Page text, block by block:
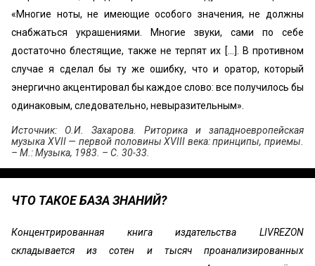
«Многие ноты, не имеющие особого значения, не должны
снабжаться украшения­ми. Многие звуки, сами по себе
достаточно блестящие, также не терпят их [...]. В противном
случае я сделал бы ту же ошиб­ку, что и оратор, который
энергично акцентировал бы каждое слово: все получилось бы
одинаковым, следовательно, невырази­тельным».
Источник: О.И. Захарова. Риторика и западноевропейская
музыка XVII — первой половины XVIII века: принципы, приемы.
– М.: Музыка, 1983. – С. 30-33.
ЧТО ТАКОЕ БАЗА ЗНАНИЙ?
Концентрированная книга издательства LIVREZON
складывается из сотен и тысяч проанализированных